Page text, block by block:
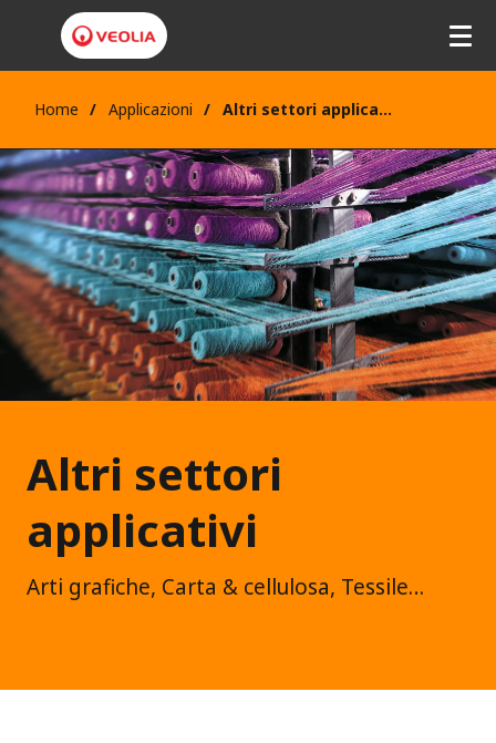
Home Applicazioni Altri settori applicativi
Altri settori
applicativi
Arti grafiche, Carta & cellulosa, Tessile…